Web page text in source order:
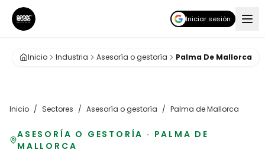
Iniciar sesión
Inicio Industria Asesoría o gestoría Palma De Mallorca
Inicio / Sectores / Asesoría o gestoría / Palma de Mallorca
ASESORÍA O GESTORÍA · PALMA DE
MALLORCA